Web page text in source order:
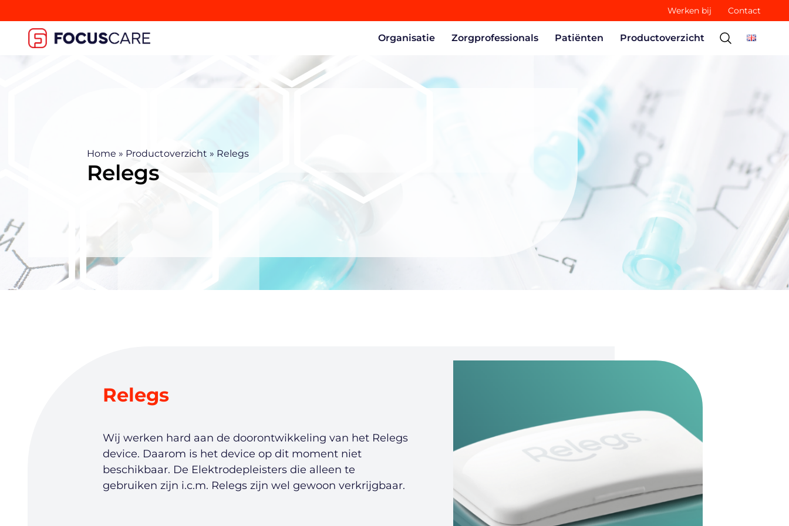
Werken bij Contact
Organisatie Zorgprofessionals Patiënten Productoverzicht
Home » Productoverzicht » Relegs
Relegs
Relegs
Wij werken hard aan de doorontwikkeling van het Relegs
device. Daarom is het device op dit moment niet
beschikbaar. De Elektrodepleisters die alleen te
gebruiken zijn i.c.m. Relegs zijn wel gewoon verkrijgbaar.